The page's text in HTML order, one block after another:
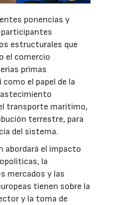
ponencias y
participantes
estructurales que
el comercio
primas
el papel de la
transporte marítimo,
terrestre, para
del sistema.
abordará el impacto
la
mercados y las
tienen sobre la
y la toma de